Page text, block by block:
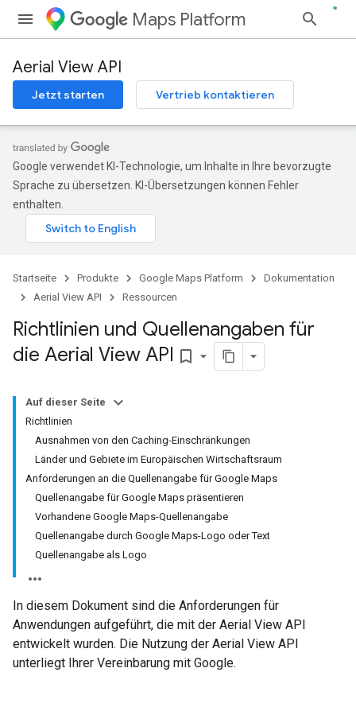
Maps Platform
Aerial View API
Jetzt starten Vertrieb kontaktieren
Google verwendet KI-Technologie, um Inhalte in Ihre bevorzugte
Sprache zu übersetzen. KI-Übersetzungen können Fehler
enthalten.
Startseite Produkte Google Maps Platform
Dokumentation
Aerial View API
Ressourcen
Richtlinien und Quellenangaben für
die Aerial View API bookmark_border
Auf dieser Seite
Richtlinien
Ausnahmen von den Caching-Einschränkungen
Länder und Gebiete im Europäischen Wirtschaftsraum
Anforderungen an die Quellenangabe für Google Maps
Quellenangabe für Google Maps präsentieren
Vorhandene Google Maps-Quellenangabe
Quellenangabe durch Google Maps-Logo oder Text
Quellenangabe als Logo
In diesem Dokument sind die Anforderungen für
Anwendungen aufgeführt, die mit der Aerial View API
entwickelt wurden. Die Nutzung der Aerial View API
unterliegt Ihrer Vereinbarung mit Google.